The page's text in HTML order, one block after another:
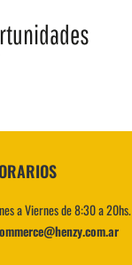
VER MÁS
a Viernes de 8:30 a 20hs.